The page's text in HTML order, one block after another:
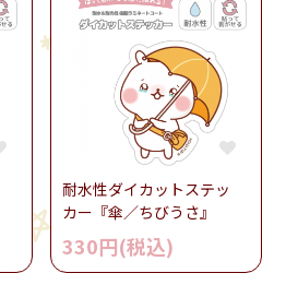
耐水性ダイカットステッ
カー『傘／ちびうさ』
330円(税込)